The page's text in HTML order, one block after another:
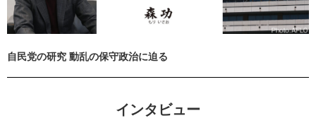
自民党の研究 動乱の保守政治に迫る
インタビュー